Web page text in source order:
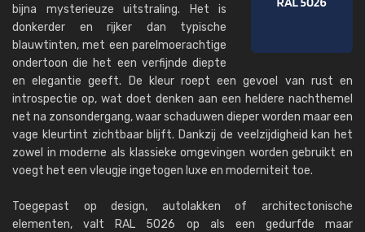
bijna mysterieuze uitstraling. Het is
donkerder en rijker dan typische
blauwtinten, met een parelmoerachtige
ondertoon die het een verfijnde diepte
en elegantie geeft. De kleur roept een gevoel van rust en
introspectie op, wat doet denken aan een heldere nachthemel
net na zonsondergang, waar schaduwen dieper worden maar een
vage kleurtint zichtbaar blijft. Dankzij de veelzijdigheid kan het
zowel in moderne als klassieke omgevingen worden gebruikt en
voegt het een vleugje ingetogen luxe en moderniteit toe.
Toegepast op design, autolakken of architectonische
elementen, valt RAL 5026 op als een gedurfde maar